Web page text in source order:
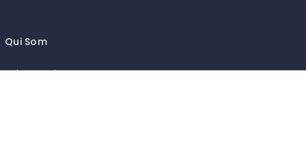
Qui Som
Sobre Nosaltres